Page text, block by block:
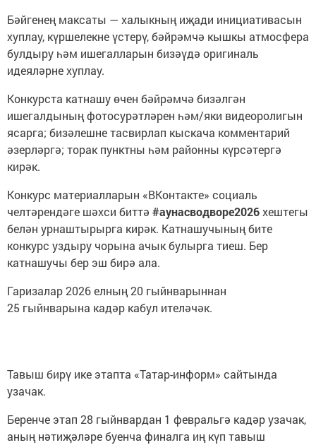
Бәйгенең максаты — халыкның иҗади инициативасын
хуплау, күршелекне үстерү, бәйрәмчә кышкы атмосфера
булдыру һәм ишегалларын бизәүдә оригиналь
идеяләрне хуплау.
Конкурста катнашу өчен бәйрәмчә бизәлгән
ишегалдының фотосурәтләрен һәм/яки видеоролигын
ясарга; бизәлешне тасвирлап кыскача комментарий
әзерләргә; торак пунктны һәм районны күрсәтергә
кирәк.
Конкурс материалларын «ВКонтакте» социаль
челтәрендәге шәхси биттә #аунасводворе2026хештегы
белән урнаштырырга кирәк. Катнашучының бите
конкурс уздыру чорына ачык булырга тиеш. Бер
катнашучы бер эш бирә ала.
Гаризалар 2026 елның 20 гыйнварыннан
25 гыйнварына кадәр кабул ителәчәк.
Тавыш бирү ике этапта «Татар-информ» сайтында
узачак.
Беренче этап 28 гыйнвардан 1 февральгә кадәр узачак,
аның нәтиҗәләре буенча финалга иң күп тавыш